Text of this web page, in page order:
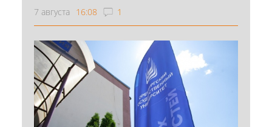
7 августа 16:08 1